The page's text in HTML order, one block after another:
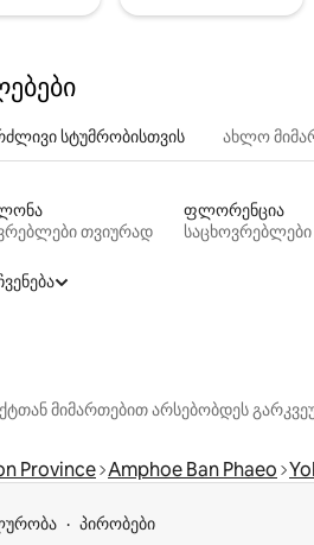
სტუმრობისთვის ახლო
თვიურად
ფლორენცია
მიმართებით არსებობდეს
Province Amphoe Ban Phaeo
პირობები